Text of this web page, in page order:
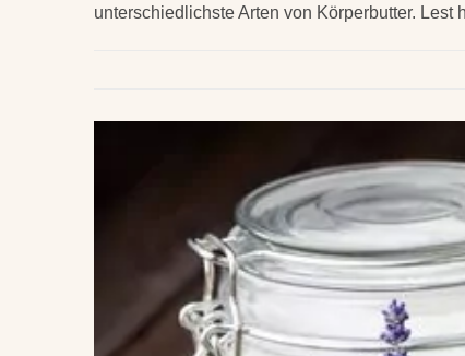
unterschiedlichste Arten von Körperbutter. Lest